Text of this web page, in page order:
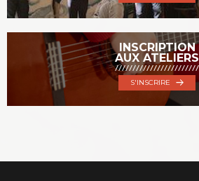
INSCRIPTION
AUX ATELIERS
S'INSCRIRE